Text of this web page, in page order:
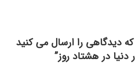
دیدگاهی را ارسال می کنید
دنیا در هشتاد روز”